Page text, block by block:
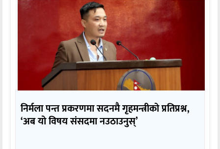
निर्मला पन्त प्रकरणमा सदनमै गृहमन्त्रीको प्रतिप्रश्न,
‘अब यो विषय संसदमा नउठाउनुस्’